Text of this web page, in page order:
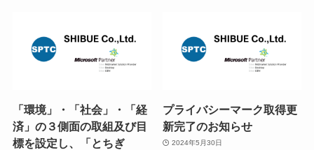
「環境」・「社会」・「経
済」の３側面の取組及び目
標を設定し、「とちぎ
プライバシーマーク取得更
新完了のお知らせ
2024年5月30日